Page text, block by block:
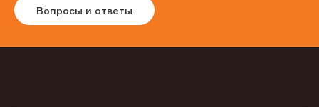
Вопросы и ответы